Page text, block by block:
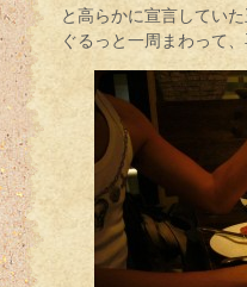
と高らかに宣言してい
ぐるっと一周まわって